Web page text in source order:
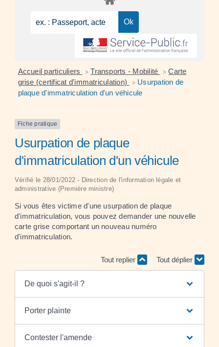
Accueil particuliers > Transports - Mobilité > Carte
grise (certificat d'immatriculation)
> Usurpation de
plaque d'immatriculation d'un véhicule
Fiche pratique
Usurpation de plaque
d'immatriculation d'un véhicule
Vérifié le 28/01/2022 - Direction de l'information légale et
administrative (Première ministre)
Si vous êtes victime d'une usurpation de plaque
d'immatriculation, vous pouvez demander une nouvelle
carte grise comportant un nouveau numéro
d'immatriculation.
Tout replier Tout déplier
De quoi s'agit-il ?
Porter plainte
Contester l'amende